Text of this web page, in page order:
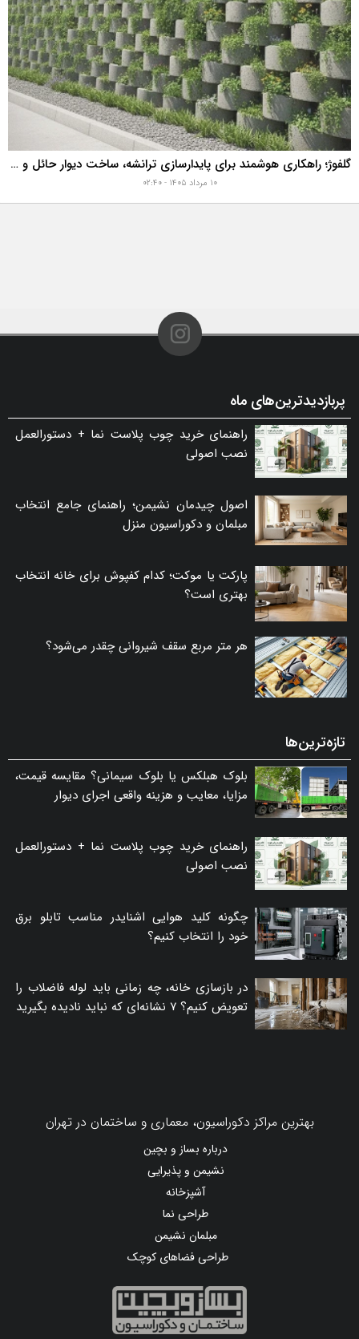
گلفوژ؛ راهکاری هوشمند برای پایدارسازی ترانشه، ساخت دیوار حائل و زیباسازی شهری
پربازدیدترین‌های ماه
راهنمای خرید چوب پلاست نما + دستورالعمل
نصب اصولی
اصول چیدمان نشیمن؛ راهنمای جامع انتخاب
مبلمان و دکوراسیون منزل
پارکت یا موکت؛ کدام کفپوش برای خانه انتخاب
بهتری است؟
هر متر مربع سقف شیروانی چقدر می‌شود؟
تازه‌ترین‌ها
بلوک هبلکس یا بلوک سیمانی؟ مقایسه قیمت،
مزایا، معایب و هزینه واقعی اجرای دیوار
راهنمای خرید چوب پلاست نما + دستورالعمل
نصب اصولی
چگونه کلید هوایی اشنایدر مناسب تابلو برق
خود را انتخاب کنیم؟
در بازسازی خانه، چه زمانی باید لوله فاضلاب را
تعویض کنیم؟ ۷ نشانه‌ای که نباید نادیده بگیرید
بهترین مراکز دکوراسیون، معماری و ساختمان در تهران
درباره بساز و بچین
نشیمن و پذیرایی
آشپزخانه
طراحی نما
مبلمان نشیمن
طراحی فضاهای کوچک